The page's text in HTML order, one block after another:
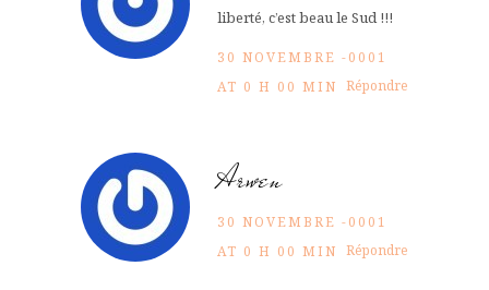
liberté, c’est beau le Sud !!!
30 NOVEMBRE -0001
AT 0 H 00 MIN Répondre
Arwen
30 NOVEMBRE -0001
AT 0 H 00 MIN Répondre